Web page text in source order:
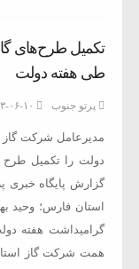
طی هفته دولت
پرتو جنوب ۱۴۰۳-
مدیرعامل شرکت
گزارش پایگاه خبری
استان فارس؛
گرامیداشت هفته
همت شرکت گاز